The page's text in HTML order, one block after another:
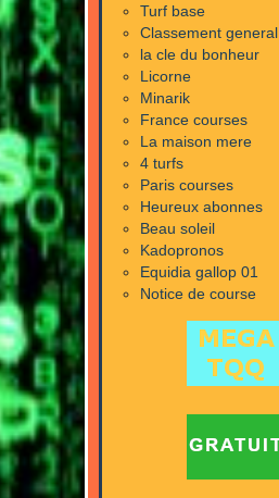
Turf base
Classement general
la cle du bonheur
Licorne
Minarik
France courses
La maison mere
4 turfs
Paris courses
Heureux abonnes
Beau soleil
Kadopronos
Equidia gallop 01
Notice de course